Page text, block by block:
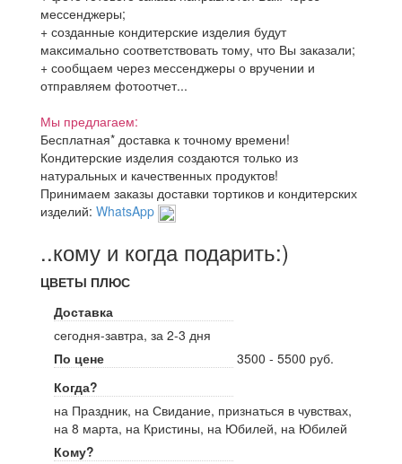
мессенджеры;
+ созданные кондитерские изделия будут
максимально соответствовать тому, что Вы заказали;
+ сообщаем через мессенджеры о вручении и
отправляем фотоотчет...
Мы предлагаем:
Бесплатная* доставка к точному времени!
Кондитерские изделия создаются только из
натуральных и качественных продуктов!
Принимаем заказы доставки тортиков и кондитерских
изделий: WhatsApp
..кому и когда подарить:)
ЦВЕТЫ ПЛЮС
Доставка
сегодня-завтра, за 2-3 дня
По цене
3500 - 5500 руб.
Когда?
на Праздник, на Свидание, признаться в чувствах,
на 8 марта, на Кристины, на Юбилей, на Юбилей
Кому?